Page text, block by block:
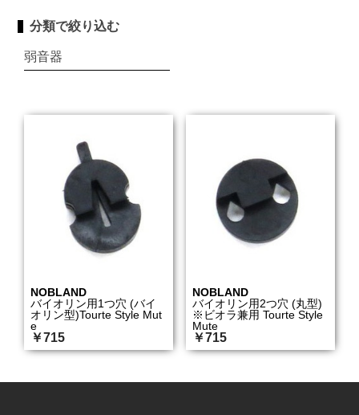
分類で絞り込む
弱音器
NOBLAND
バイオリン用1つ穴 (バイ
オリン型)Tourte Style Mut
e
￥715
NOBLAND
バイオリン用2つ穴 (丸型)
※ビオラ兼用 Tourte Style
Mute
￥715